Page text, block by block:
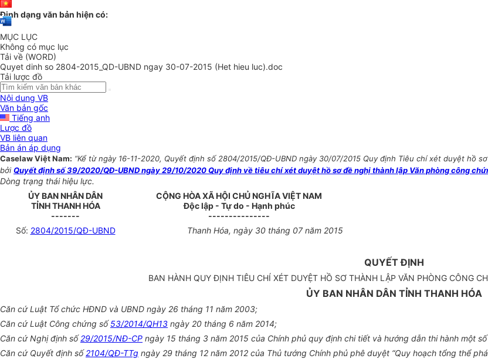
Định dạng văn bản hiện có:
MỤC LỤC
Không có mục lục
Tải về (WORD)
Quyet dinh so 2804-2015_QD-UBND ngay 30-07-2015 (Het hieu luc).doc
Tải lược đồ
Nội dung VB
Văn bản gốc
Tiếng anh
Lược đồ
VB liên quan
Bản án áp dụng
Caselaw Việt Nam: “Kể từ ngày 16-11-2020, Quyết định số 2804/2015/QĐ-UBND ngày 30/07/2015 Quy định Tiêu chí xét duyệt hồ
bởi Quyết định số 39/2020/QĐ-UBND ngày 29/10/2020 Quy định về tiêu chí xét duyệt hồ sơ đề nghị thành lập Văn phòng công
Dòng trạng thái hiệu lực.
ỦY BAN NHÂN DÂN
TỈNH THANH HÓA
-------
CỘNG HÒA XÃ HỘI CHỦ NGHĨA VIỆT NAM
Độc lập - Tự do - Hạnh phúc
---------------
Số: 2804/2015/QĐ-UBND Thanh Hóa, ngày 30 tháng 07 năm 2015
QUYẾT ĐỊNH
BAN HÀNH QUY ĐỊNH TIÊU CHÍ XÉT DUYỆT HỒ SƠ THÀNH LẬP VĂN PHÒNG CÔNG
ỦY BAN NHÂN DÂN TỈNH THANH HÓA
Căn cứ Luật Tổ chức HĐND và UBND ngày 26 tháng 11 năm 2003;
Căn cứ Luật Công chứng số53/2014/QH13 ngày 20 tháng 6 năm 2014;
Căn cứ Nghị định số29/2015/NĐ-CP ngày 15 tháng 3 năm 2015 của Chính phủ quy định chi tiết và hướng dẫn thi hành một
Căn cứ Quyết định số2104/QĐ-TTg ngày 29 tháng 12 năm 2012 của Thủ tướng Chính phủ phê duyệt “Quy hoạch tổng thể